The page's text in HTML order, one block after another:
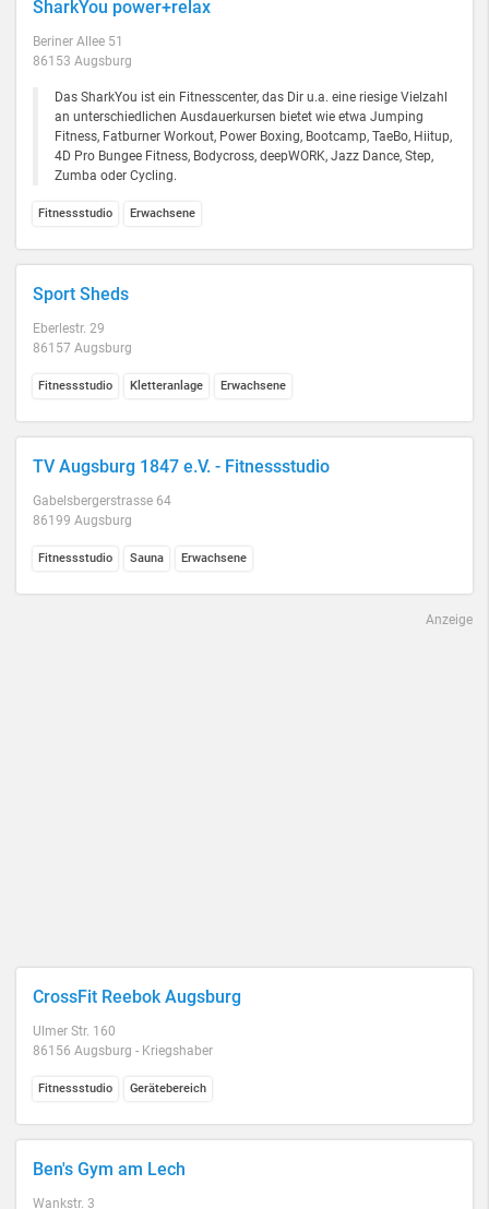
SharkYou power+relax
Beriner Allee 51
86153 Augsburg
Das SharkYou ist ein Fitnesscenter, das Dir u.a. eine riesige Vielzahl
an unterschiedlichen Ausdauerkursen bietet wie etwa Jumping
Fitness, Fatburner Workout, Power Boxing, Bootcamp, TaeBo, Hiitup,
4D Pro Bungee Fitness, Bodycross, deepWORK, Jazz Dance, Step,
Zumba oder Cycling.
Fitnessstudio Erwachsene
Sport Sheds
Eberlestr. 29
86157 Augsburg
Fitnessstudio Kletteranlage Erwachsene
TV Augsburg 1847 e.V. - Fitnessstudio
Gabelsbergerstrasse 64
86199 Augsburg
Fitnessstudio Sauna Erwachsene
Anzeige
CrossFit Reebok Augsburg
Ulmer Str. 160
86156 Augsburg - Kriegshaber
Fitnessstudio Gerätebereich
Ben's Gym am Lech
Wankstr. 3